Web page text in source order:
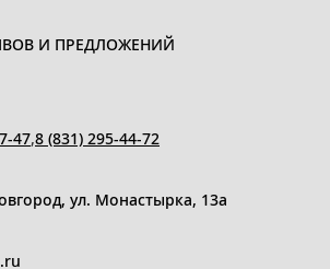
И ПРЕДЛОЖЕНИЙ
47,8 (831) 295-44-72
ул. Монастырка, 13a